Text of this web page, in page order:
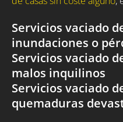
Servicios vaciado
inundaciones o
Servicios vaciado
malos inquilinos
Servicios vaciado
quemaduras